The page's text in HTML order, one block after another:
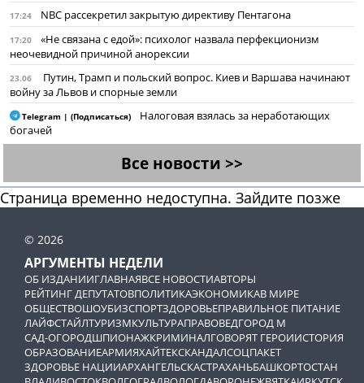
17:24 NBC рассекретил закрытую директиву Пентагона
17:20
«Не связана с едой»: психолог назвала перфекционизм
неочевидной причиной анорексии
23.06
Путин, Трамп и польский вопрос. Киев и Варшава начинают
войну за Львов и спорные земли
Telegram | (Подписаться)
Налоговая взялась за неработающих
богачей
Все новости >>
Страница временно недоступна. Зайдите позже
© 2026
АРГУМЕНТЫ НЕДЕЛИ
ОБ ИЗДАНИИГЛАВНАЯВСЕ НОВОСТИАВТОРЫ
РЕЙТИНГ ДЕПУТАТОВПОЛИТИКАЭКОНОМИКАВ МИРЕ
ОБЩЕСТВОШОУБИЗСПОРТЗДОРОВЬЕПРАВИЛЬНОЕ ПИТАНИЕ
ЛАЙФСТАЙЛТУРИЗМКУЛЬТУРАПРАВОВЕДГОРОД М
САД-ОГОРОДШПИОНАЖКРИМИНАЛГОВОРЯТ ГЕРОИИСТОРИЯ
ОБРАЗОВАНИЕАРМИЯХАЙТЕКСКАНДАЛСОЦПАКЕТ
ЗДОРОВЬЕ НАЦИИАРХАНГЕЛЬСКАСТРАХАНЬБАШКОРТОСТАН